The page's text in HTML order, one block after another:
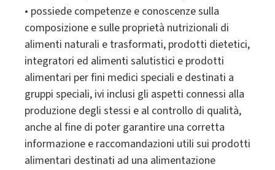
• possiede competenze e conoscenze sulla
composizione e sulle proprietà nutrizionali di
alimenti naturali e trasformati, prodotti dietetici,
integratori ed alimenti salutistici e prodotti
alimentari per fini medici speciali e destinati a
gruppi speciali, ivi inclusi gli aspetti connessi alla
produzione degli stessi e al controllo di qualità,
anche al fine di poter garantire una corretta
informazione e raccomandazioni utili sui prodotti
alimentari destinati ad una alimentazione